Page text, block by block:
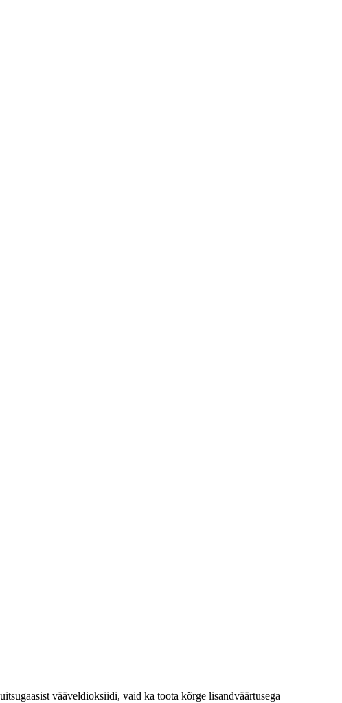
vääveldioksiidi, vaid ka toota kõrge lisandväärtusega